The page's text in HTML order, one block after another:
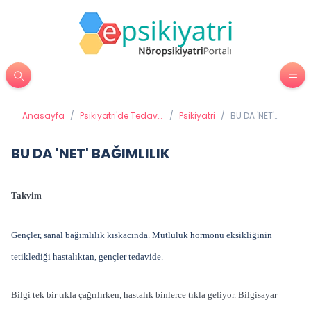
Anasayfa / Psikiyatri'de Tedavi
/ Psikiyatri / BU DA 'NET'
BU DA 'NET' BAĞIMLILIK
Takvim
Gençler, sanal bağımlılık kıskacında. Mutluluk hormonu eksikliğinin
tetiklediği hastalıktan, gençler tedavide.
Bilgi tek bir tıkla çağrılırken, hastalık binlerce tıkla geliyor. Bilgisayar